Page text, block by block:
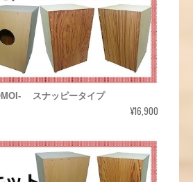
スナッピータイプ
¥16,900